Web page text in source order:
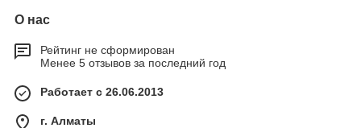
О нас
Рейтинг не сформирован
Менее 5 отзывов за последний год
Работает с 26.06.2013
г. Алматы